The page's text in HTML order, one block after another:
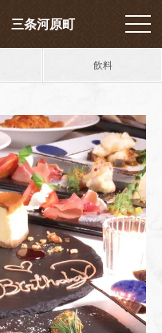
三条河原町
飲料